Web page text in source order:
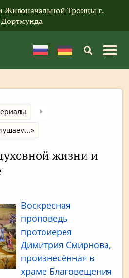
Живоначальной Троицы г.
Дортмунда
жизни и
Воскресная
проповедь
протоиерея
Димитрия Смирнова,
произнесённая в
храме Благовещения